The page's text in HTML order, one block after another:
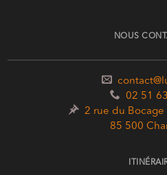
NOUS
02 51
2 rue du
85 500